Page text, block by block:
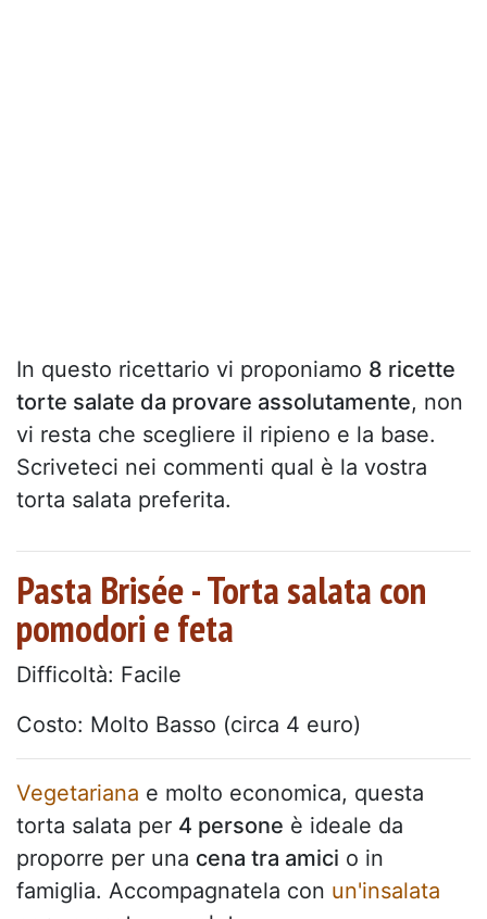
In questo ricettario vi proponiamo 8 ricette
torte salate da provare assolutamente, non
vi resta che scegliere il ripieno e la base.
Scriveteci nei commenti qual è la vostra
torta salata preferita.
Pasta Brisée - Torta salata con
pomodori e feta
Difficoltà: Facile
Costo: Molto Basso (circa 4 euro)
Vegetariana e molto economica, questa
torta salata per 4 persone è ideale da
proporre per una cena tra amici o in
famiglia. Accompagnatela con un'insalata